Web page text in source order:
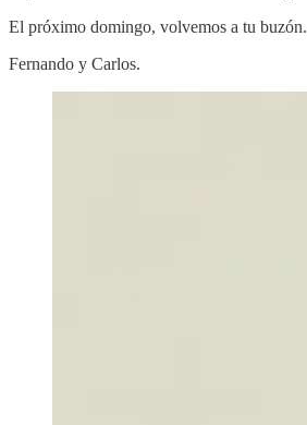
El próximo domingo, volvemos a tu buzón.
Fernando y Carlos.